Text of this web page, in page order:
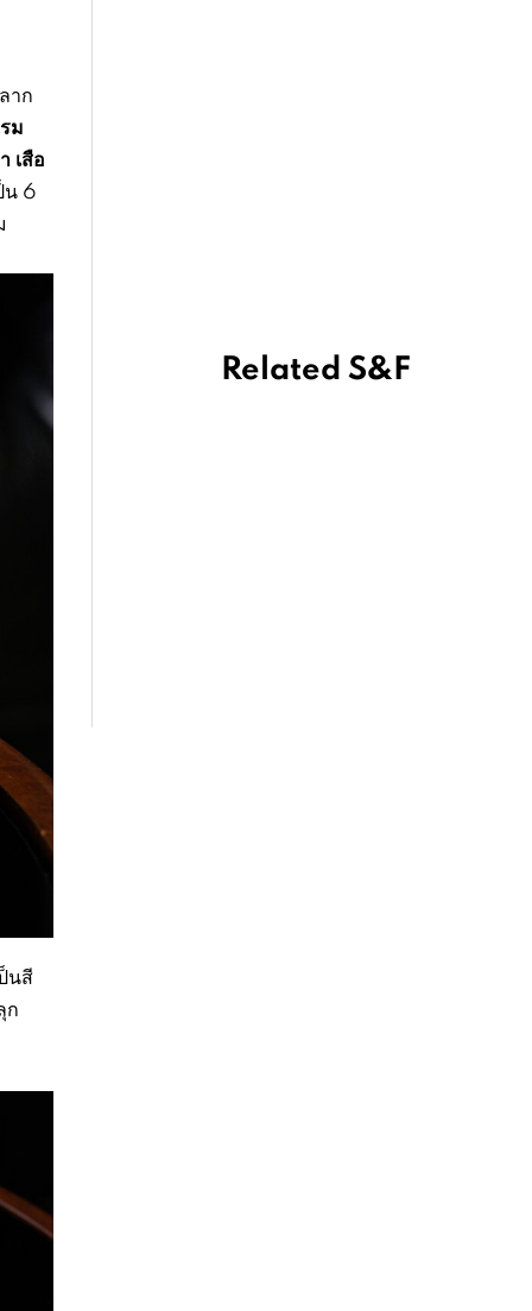
าก
ม
เสือ
น 6
นสี
ก
Related S&F